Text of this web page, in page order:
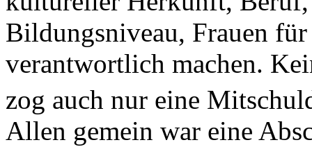
Bildungsniveau, Frauen
verantwortlich machen.
zog auch nur eine
Allen gemein war eine